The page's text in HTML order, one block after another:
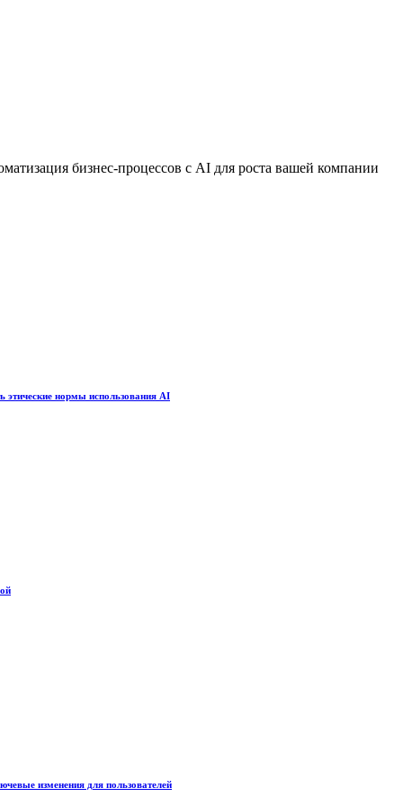
бизнес-процессов с AI для роста вашей компании
этические нормы использования AI
изменения для пользователей